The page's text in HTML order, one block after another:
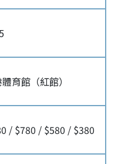
育館（紅館）
/ $780 / $580 / $380